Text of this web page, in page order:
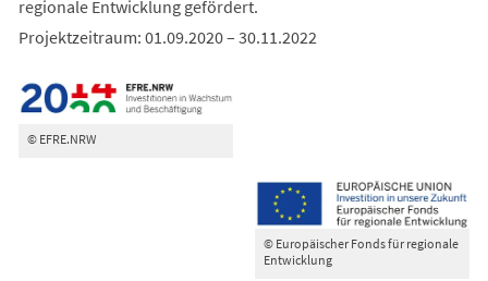
regionale Entwicklung gefördert.
Projektzeitraum: 01.09.2020 – 30.11.2022
© EFRE.NRW
© Europäischer Fonds für regionale
Entwicklung